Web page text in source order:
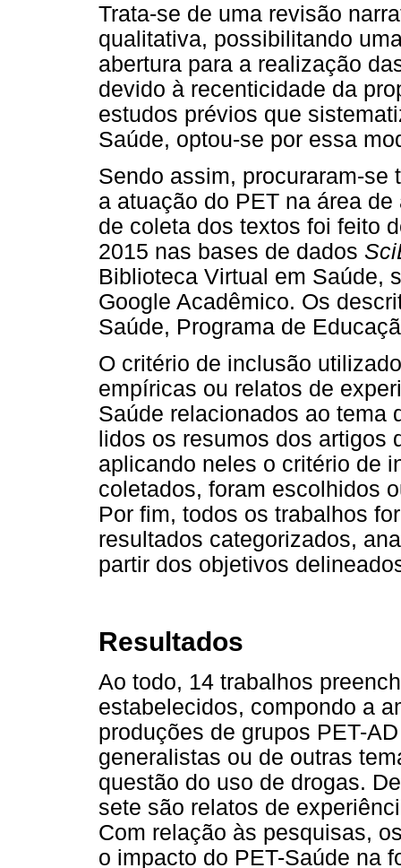
Trata-se de uma revisão
qualitativa, possibilitando
abertura para a realização
devido à recenticidade da
estudos prévios que
Saúde, optou-se por essa
Sendo assim, procuraram-se
a atuação do PET na área
de coleta dos textos foi feito
2015 nas bases de dados
Biblioteca Virtual em Saúde,
Google Acadêmico. Os
Saúde, Programa de
O critério de inclusão
empíricas ou relatos de
Saúde relacionados ao tema
lidos os resumos dos artigos
aplicando neles o critério de
coletados, foram escolhidos
Por fim, todos os trabalhos
resultados categorizados,
partir dos objetivos
Resultados
Ao todo, 14 trabalhos
estabelecidos, compondo a
produções de grupos PET-
generalistas ou de outras
questão do uso de drogas.
sete são relatos de
Com relação às pesquisas,
o impacto do PET-Saúde na